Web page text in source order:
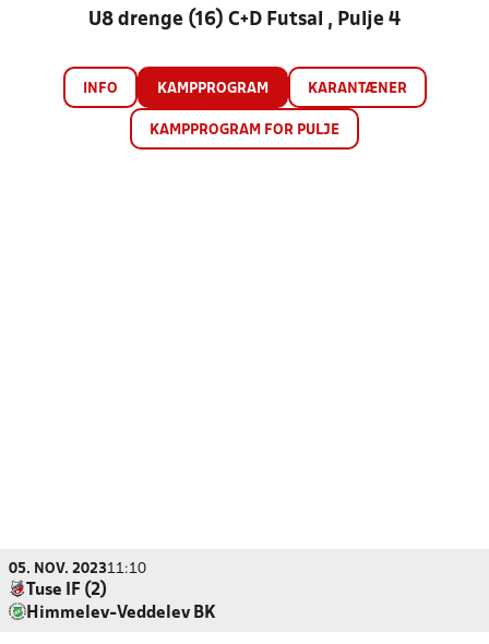
U8 drenge (16) C+D Futsal , Pulje 4
INFO KAMPPROGRAM KARANTÆNER
KAMPPROGRAM FOR PULJE
05. NOV. 202311:10
Tuse IF (2)
Himmelev-Veddelev BK